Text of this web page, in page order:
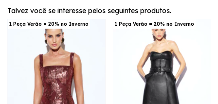
Talvez você se interesse pelos seguintes produtos.
1 Peça Verão = 20% no Inverno 1 Peça Verão = 20% no Inverno